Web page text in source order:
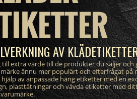
AV
till extra värde till de produkter du säljer och
ännu mer populärt och efterfrågat på
hjälp av anpassade häng etiketter med en
plasttätningar och vävda etiketter med